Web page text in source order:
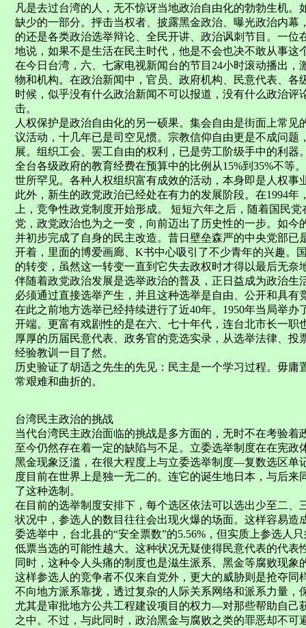
凡是去过台湾的人，无不惊讶当地政治自由化的勃勃生机
缺少的一部分。抨击当权者、披露黑金政治、曝光政治内
的还是各类政治选举辩论、全民开讲、政治讽刺节目。一
地说，如果不是生活在民主时代，他是不会也决不敢从事这
在今日台湾，六、七家电视新闻台的节目24小时滚动播出
物和机构。在政治新闻中，官员、政府机构、民意代表、
时候，似乎没有什么政治新闻不可以报道，没有什么政治
击。
人权保护是政治自由化的另一硕果。集会自由是街面上常
议活动，十几年已是司空见惯。宗教信仰自由更是不成问
展。组织工会、罢工自由的权利，已是劳工阶级手中的利
全台各级政府的教育经费在预算中的比例从15%到35%不等
世所罕见。各种人权组织富有成效的活动，本身即是人权事
此外，新生的政党政治已经处在有力的发展阶段。在1994
上，竞争性政党制度开始形成。 短短六年之后，随着国民
党，政党政治也为之一变，向前迈出了历史性的一步。如
并初步完成了自身的民主改造。昔日壁垒森严的中央党部
开着，里面的博爱画廊、K书中心吸引了不少青年的兴趣。
的转变，虽然这一转变一直到它失去政权时才得以最后无奈
伴随着政党政治发展是选举政治的普及，正日益成为政治
必须通过直接选举产生，并且这种选举是自由、公开和具有
在此之前地方选举已经持续进行了近40年。1950年当局举
开端。更富有戏剧性的是在六、七十年代，连台北市长一职
厚厚的历届民意代表、政务官的竞选实录，从选举法律、
经验教训一目了然。
历史验证了胡适之先生的先见：民主是一个学习过程。毋
常艰难和曲折的。
台湾民主政治的挑战
当代台湾民主政治面临的挑战是多方面的，无时不在考验
至今仍然存在着一定的缺陷与不足。立委选举制度在在宪
黑金现象泛滥，在很大程度上与立委选举制度—复数选区
度目前在世界上是独一无二的。连它的诞生地日本，与后
了这种选制。
在目前的选举制度安排下，每个选区依法可以选出少至二、
状况中，参选人的数目往往会出现火爆的场面。这样容易造
委选举中，台北县的“安全票数”的5.56%，但实质上参选人
低票当选的可能性越大。这种状况无疑使得民意代表的代表
同时，这种令人头痛的制度也是滋生派系、黑金等腐败现
这样参选人的竞争者不仅来自党外，更大的威胁则是抢夺
不向地方派系靠拢，透过复杂的人际关系网络和派系力量
尤其是审批地方公共工程建设项目的权力—对那些帮助自己
之中。不过，与此同时，政治黑金与腐败之类的罪恶却不可